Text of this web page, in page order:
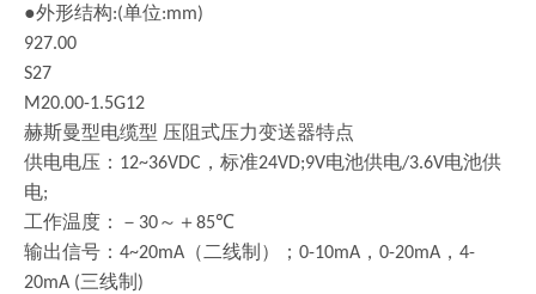
●外形结构:(单位:mm)
927.00
S27
M20.00-1.5G12
赫斯曼型电缆型 压阻式压力变送器特点
供电电压： 12~36VDC ，标准24VD;9V电池供电/3.6V电池供
电;
工作温度：－ 30～＋85℃
输出信号： 4~20mA （二线制）； 0-10mA ， 0-20mA ， 4-
20mA (三线制 )